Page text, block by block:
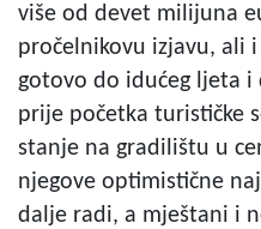
više od devet milijuna
pročelnikovu izjavu, ali
gotovo do idućeg ljeta
prije početka turističke
stanje na gradilištu u
njegove optimistične
dalje radi, a mještani i